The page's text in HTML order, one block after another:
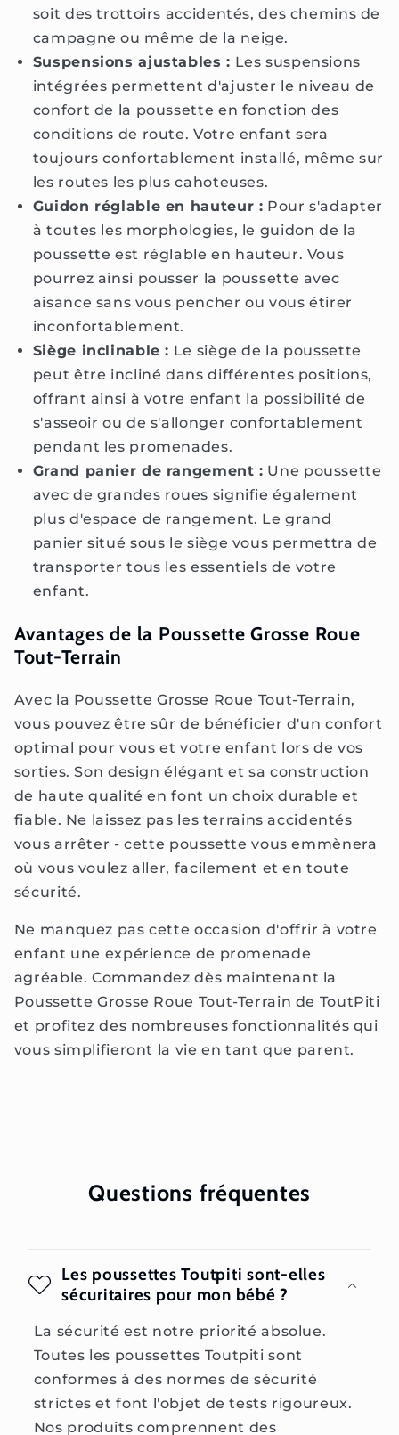
soit des trottoirs accidentés, des chemins de
campagne ou même de la neige.
Suspensions ajustables : Les suspensions
intégrées permettent d'ajuster le niveau de
confort de la poussette en fonction des
conditions de route. Votre enfant sera
toujours confortablement installé, même sur
les routes les plus cahoteuses.
Guidon réglable en hauteur : Pour s'adapter
à toutes les morphologies, le guidon de la
poussette est réglable en hauteur. Vous
pourrez ainsi pousser la poussette avec
aisance sans vous pencher ou vous étirer
inconfortablement.
Siège inclinable : Le siège de la poussette
peut être incliné dans différentes positions,
offrant ainsi à votre enfant la possibilité de
s'asseoir ou de s'allonger confortablement
pendant les promenades.
Grand panier de rangement : Une poussette
avec de grandes roues signifie également
plus d'espace de rangement. Le grand
panier situé sous le siège vous permettra de
transporter tous les essentiels de votre
enfant.
Avantages de la Poussette Grosse Roue
Tout-Terrain
Avec la Poussette Grosse Roue Tout-Terrain,
vous pouvez être sûr de bénéficier d'un confort
optimal pour vous et votre enfant lors de vos
sorties. Son design élégant et sa construction
de haute qualité en font un choix durable et
fiable. Ne laissez pas les terrains accidentés
vous arrêter - cette poussette vous emmènera
où vous voulez aller, facilement et en toute
sécurité.
Ne manquez pas cette occasion d'offrir à votre
enfant une expérience de promenade
agréable. Commandez dès maintenant la
Poussette Grosse Roue Tout-Terrain de ToutPiti
et profitez des nombreuses fonctionnalités qui
vous simplifieront la vie en tant que parent.
Questions fréquentes
Les poussettes Toutpiti sont-elles
sécuritaires pour mon bébé ?
La sécurité est notre priorité absolue.
Toutes les poussettes Toutpiti sont
conformes à des normes de sécurité
strictes et font l'objet de tests rigoureux.
Nos produits comprennent des